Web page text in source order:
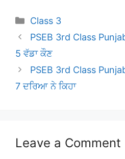
Categories
Class 3
PSEB 3rd Class
5 ਵੱਡਾ ਕੌਣ
PSEB 3rd Class
7 ਦਰਿਆ ਨੇ ਕਿਹਾ
Leave a Comment